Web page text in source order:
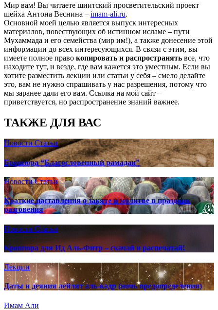
Мир вам! Вы читаете шиитский просветительский проект
шейха Антона Веснина – imam-ali.ru.
Основной моей целью является выпуск интересных
материалов, повествующих об истинном исламе – пути
Мухаммада и его семейства (мир им!), а также донесение этой
информации до всех интересующихся. В связи с этим, вы
имеете полное право копировать и распространять все, что
находите тут, и везде, где вам кажется это уместным. Если вы
хотите разместить лекции или статьи у себя – смело делайте
это, вам не нужно спрашивать у нас разрешения, потому что
мы заранее дали его вам. Ссылка на мой сайт –
приветствуется, но распространение знаний важнее.
ТАКЖЕ ДЛЯ ВАС
НовостиСтатьи
Брошюра “Благословенный рамадан”
НовостиСтатьи
Краткие наставления о закяте и молитве в праздник
разговения
Новости Статьи
Брошюра для Ид Аль-Фитр – скачай и распечатай!
Лекции
Даты и деяния лейлят аль-кадр (ночь предопределения)
Имам Али